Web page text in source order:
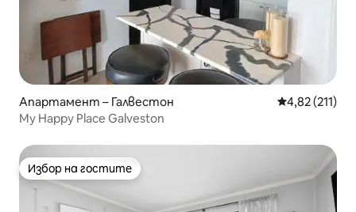
Апартамент – Галвестон Средна
4,82 (211)
My Happy Place Galveston
Избор на гостите
Избор на гостите